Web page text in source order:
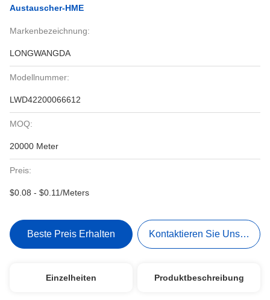
Austauscher-HME
Markenbezeichnung:
LONGWANGDA
Modellnummer:
LWD42200066612
MOQ:
20000 Meter
Preis:
$0.08 - $0.11/Meters
Beste Preis Erhalten Kontaktieren Sie Uns Jetzt
Einzelheiten Produktbeschreibung